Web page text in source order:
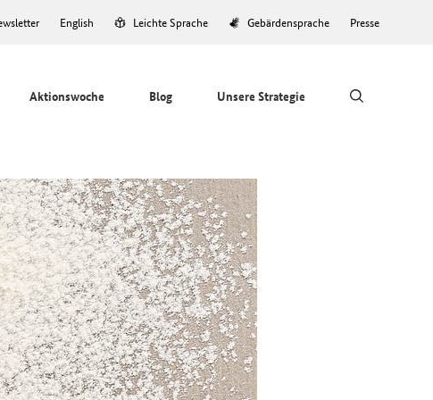
English Leichte Sprache Gebärdensprache Presse
Aktionswoche Blog Unsere Strategie